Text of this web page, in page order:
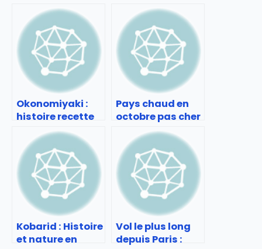
Okonomiyaki :
histoire recette
et adresses à
tester
Pays chaud en
octobre pas cher
: Séjours
ensoleillés à
petit prix
Kobarid : Histoire
et nature en
Vol le plus long
depuis Paris :